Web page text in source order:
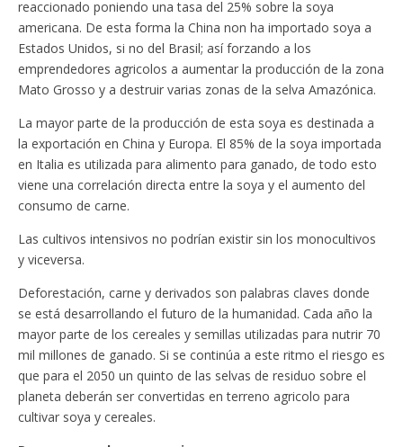
reaccionado poniendo una tasa del 25% sobre la soya
americana. De esta forma la China non ha importado soya a
Estados Unidos, si no del Brasil; así forzando a los
emprendedores agricolos a aumentar la producción de la zona
Mato Grosso y a destruir varias zonas de la selva Amazónica.
La mayor parte de la producción de esta soya es destinada a
la exportación en China y Europa. El 85% de la soya importada
en Italia es utilizada para alimento para ganado, de todo esto
viene una correlación directa entre la soya y el aumento del
consumo de carne.
Las cultivos intensivos no podrían existir sin los monocultivos
y viceversa.
Deforestación, carne y derivados son palabras claves donde
se está desarrollando el futuro de la humanidad. Cada año la
mayor parte de los cereales y semillas utilizadas para nutrir 70
mil millones de ganado. Si se continúa a este ritmo el riesgo es
que para el 2050 un quinto de las selvas de residuo sobre el
planeta deberán ser convertidas en terreno agricolo para
cultivar soya y cereales.